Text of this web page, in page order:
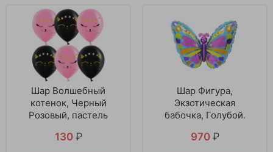
Шар Волшебный
котенок, Черный
Розовый, пастель
130 ₽
Шар Фигура,
Экзотическая
бабочка, Голубой.
970 ₽